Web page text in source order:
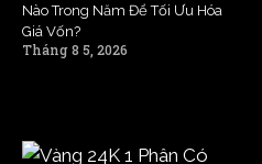
Nào Trong Năm Để Tối Ưu Hóa
Giá Vốn?
Tháng 8 5, 2026